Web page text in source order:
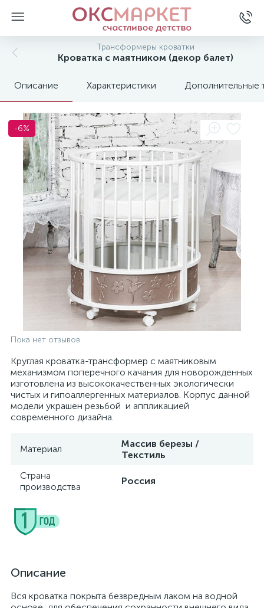
Трансформеры кроватки
Кроватка с маятником (декор балет)
Описание Характеристики Дополнительные
-6%
Пока нет отзывов
Круглая кроватка-трансформер c маятниковым
механизмом поперечного качания для новорожденных
изготовлена из высококачественных экологически
чистых и гипоаллергенных материалов. Корпус данной
модели украшен резьбой и аппликацией
современного дизайна.
Материал
Массив березы /
Текстиль
Страна
производства
Россия
Описание
Вся кроватка покрыта безвредным лаком на водной